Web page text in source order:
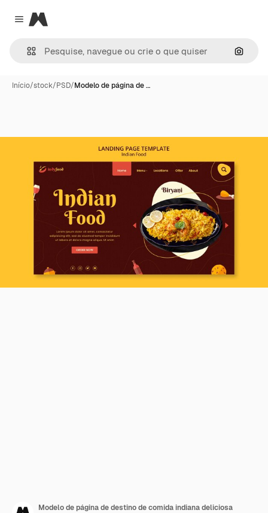
Close menu
Magnific
Início/stock/PSD/Modelo de página de …
Modelo de página de destino de comida indiana deliciosa